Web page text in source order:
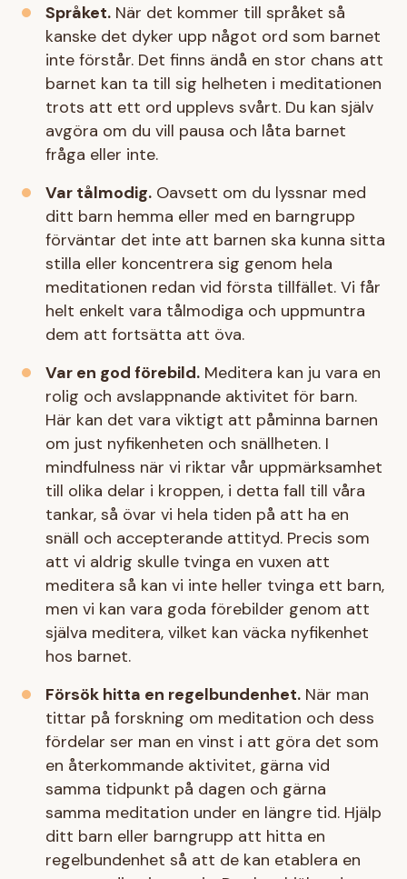
Språket. När det kommer till språket så
kanske det dyker upp något ord som barnet
inte förstår. Det finns ändå en stor chans att
barnet kan ta till sig helheten i meditationen
trots att ett ord upplevs svårt. Du kan själv
avgöra om du vill pausa och låta barnet
fråga eller inte.
Var tålmodig. Oavsett om du lyssnar med
ditt barn hemma eller med en barngrupp
förväntar det inte att barnen ska kunna sitta
stilla eller koncentrera sig genom hela
meditationen redan vid första tillfället. Vi får
helt enkelt vara tålmodiga och uppmuntra
dem att fortsätta att öva.
Var en god förebild. Meditera kan ju vara en
rolig och avslappnande aktivitet för barn.
Här kan det vara viktigt att påminna barnen
om just nyfikenheten och snällheten. I
mindfulness när vi riktar vår uppmärksamhet
till olika delar i kroppen, i detta fall till våra
tankar, så övar vi hela tiden på att ha en
snäll och accepterande attityd. Precis som
att vi aldrig skulle tvinga en vuxen att
meditera så kan vi inte heller tvinga ett barn,
men vi kan vara goda förebilder genom att
själva meditera, vilket kan väcka nyfikenhet
hos barnet.
Försök hitta en regelbundenhet. När man
tittar på forskning om meditation och dess
fördelar ser man en vinst i att göra det som
en återkommande aktivitet, gärna vid
samma tidpunkt på dagen och gärna
samma meditation under en längre tid. Hjälp
ditt barn eller barngrupp att hitta en
regelbundenhet så att de kan etablera en